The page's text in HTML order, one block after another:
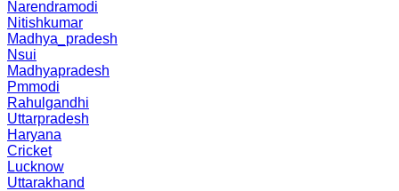
Narendramodi
Nitishkumar
Madhya_pradesh
Nsui
Madhyapradesh
Pmmodi
Rahulgandhi
Uttarpradesh
Haryana
Cricket
Lucknow
Uttarakhand